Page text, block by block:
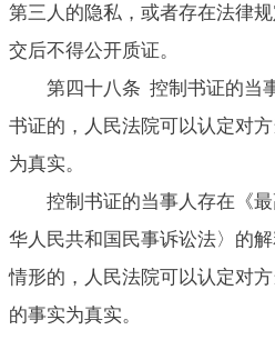
第三人的隐私，或者存在法律
交后不得公开质证。
第四十八条 控制书证的当
书证的，人民法院可以认定对
为真实。
控制书证的当事人存在《
华人民共和国民事诉讼法〉的
情形的，人民法院可以认定对
的事实为真实。